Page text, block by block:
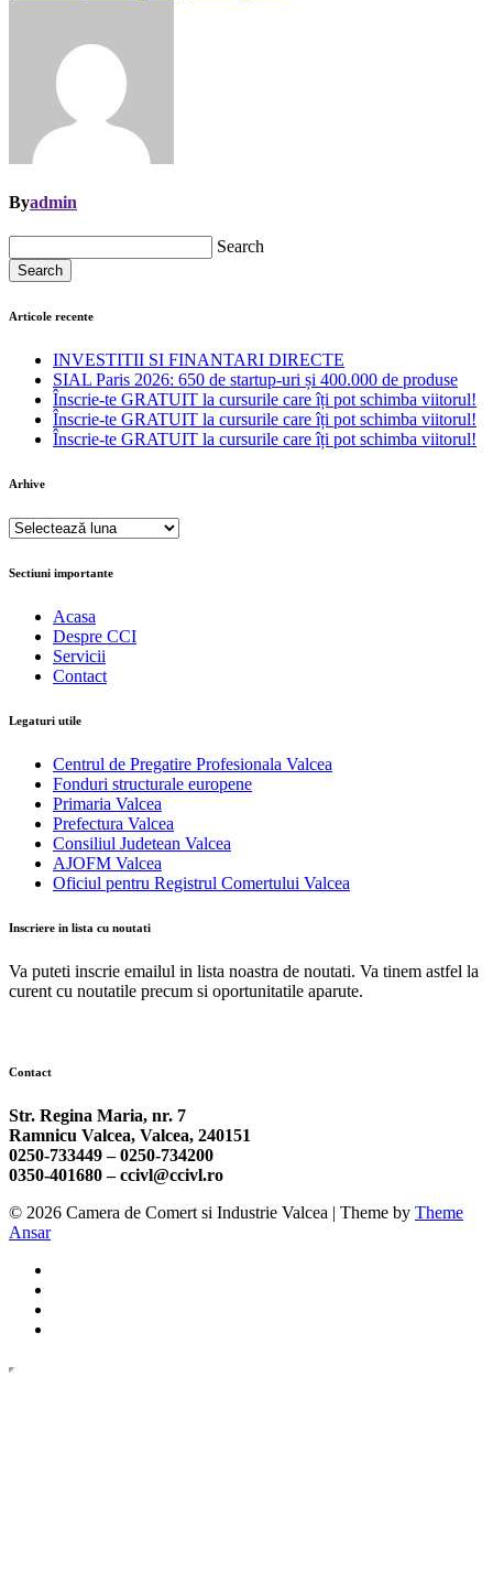
Byadmin
Search
Search
Articole recente
INVESTITII SI FINANTARI DIRECTE
SIAL Paris 2026: 650 de startup-uri și 400.000 de produse
Înscrie-te GRATUIT la cursurile care îți pot schimba viitorul!
Înscrie-te GRATUIT la cursurile care îți pot schimba viitorul!
Înscrie-te GRATUIT la cursurile care îți pot schimba viitorul!
Arhive
Arhive
Sectiuni importante
Acasa
Despre CCI
Servicii
Contact
Legaturi utile
Centrul de Pregatire Profesionala Valcea
Fonduri structurale europene
Primaria Valcea
Prefectura Valcea
Consiliul Judetean Valcea
AJOFM Valcea
Oficiul pentru Registrul Comertului Valcea
Inscriere in lista cu noutati
Va puteti inscrie emailul in lista noastra de noutati. Va tinem astfel la
curent cu noutatile precum si oportunitatile aparute.
Contact
Str. Regina Maria, nr. 7
Ramnicu Valcea, Valcea, 240151
0250-733449 –0250-734200
0350-401680 –ccivl@ccivl.ro
© 2026 Camera de Comert si Industrie Valcea | Theme by Theme
Ansar